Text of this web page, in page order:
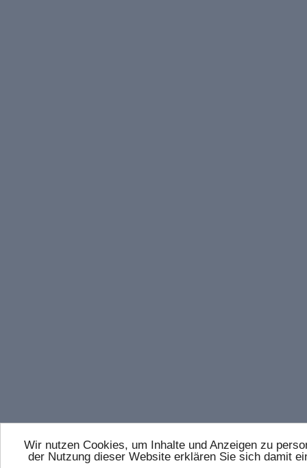
Wir nutzen Cookies, um Inhalte und Anzeigen zu
der Nutzung dieser Website erklären Sie sich damit